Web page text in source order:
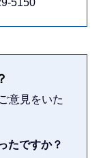
5150
意見をいた
たですか？